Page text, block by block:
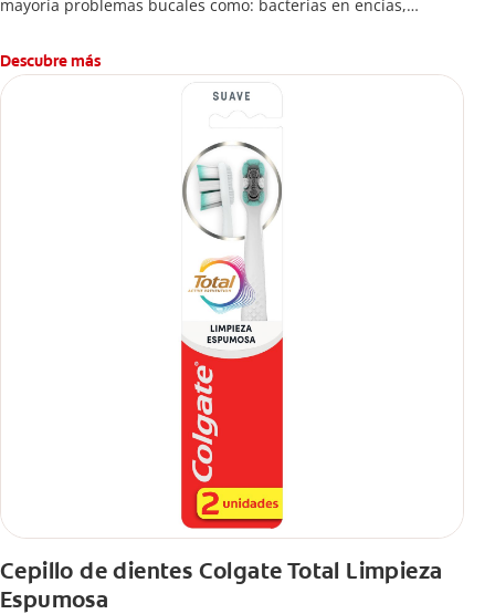
mayoría problemas bucales como: bacterias en encías,
caries.
Descubre más
Cepillo de dientes Colgate Total Limpieza
Espumosa